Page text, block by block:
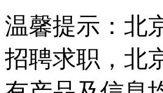
温馨提示：北
招聘求职，北